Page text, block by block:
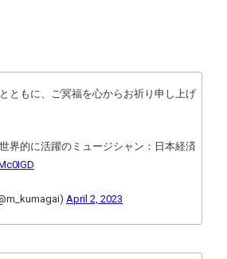
ともに、ご冥福を心からお祈り申し上げ
界的に活躍のミュージシャン：日本経済
April 2, 2023